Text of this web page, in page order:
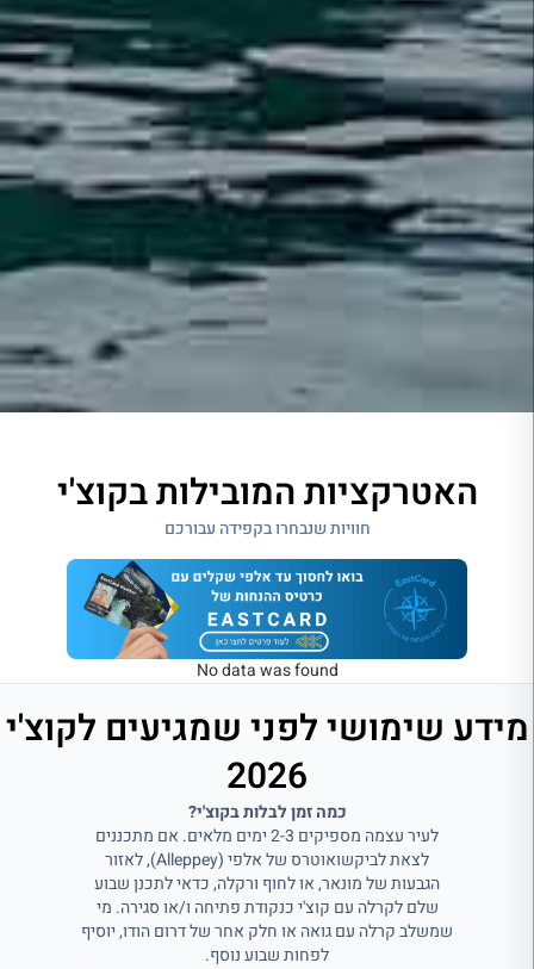
האטרקציות המובילות בקוצ'י
חוויות שנבחרו בקפידה עבורכם
No data was found
מידע שימושי לפני שמגיעים לקוצ'י
2026
כמה זמן לבלות בקוצ'י?
לעיר עצמה מספיקים 2-3 ימים מלאים. אם מתכננים
לצאת לביקשואוטרס של אלפי (Alleppey), לאזור
הגבעות של מונאר, או לחוף ורקלה, כדאי לתכנן שבוע
שלם לקרלה עם קוצ'י כנקודת פתיחה ו/או סגירה. מי
שמשלב קרלה עם גואה או חלק אחר של דרום הודו, יוסיף
לפחות שבוע נוסף.